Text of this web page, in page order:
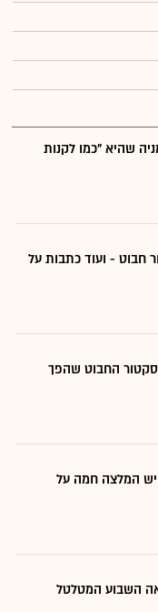
שהיא "כמו לקנות
חבוט - ועוד כתבות על
החבוט שהפך
יש המלצה חמה על
השבוע המטלטל